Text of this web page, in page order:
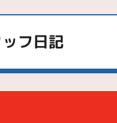
フ日記